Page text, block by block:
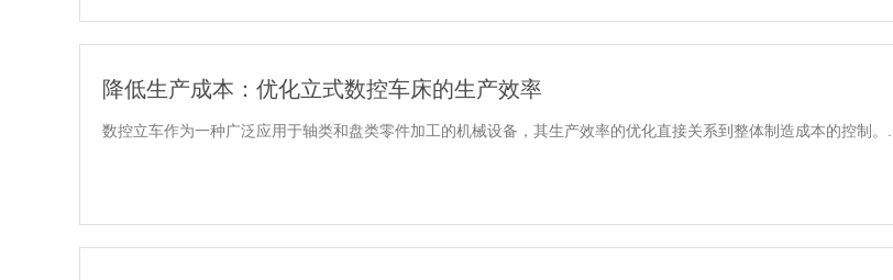
降低生产成本：优化立式数控车床的生产效率
数控立车作为一种广泛应用于轴类和盘类零件加工的机械设备，其生产效率的优化直接关系到整体制造成本的控制。...